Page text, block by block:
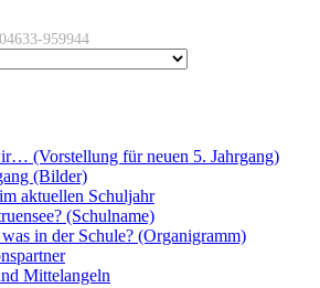
04633-959944
(Vorstellung für neuen 5. Jahrgang)
(Bilder)
aktuellen Schuljahr
(Schulname)
in der Schule? (Organigramm)
Mittelangeln